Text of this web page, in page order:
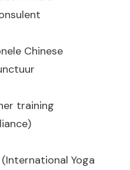
Chinese
training
Yoga